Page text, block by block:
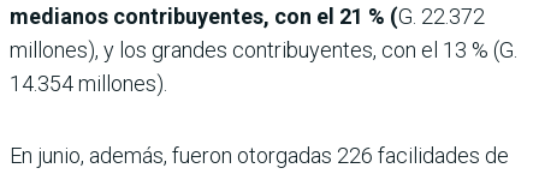
medianos contribuyentes, con el 21 % (G. 22.372
millones), y los grandes contribuyentes, con el 13 % (G.
14.354 millones).
En junio, además, fueron otorgadas 226 facilidades de